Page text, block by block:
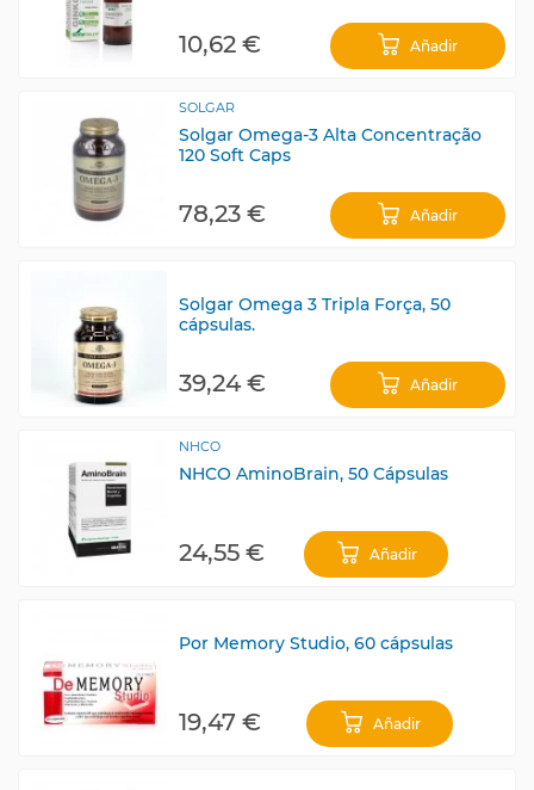
10,62 € Añadir
SOLGAR
Solgar Omega-3 Alta Concentração
120 Soft Caps
78,23 € Añadir
Solgar Omega 3 Tripla Força, 50
cápsulas.
39,24 € Añadir
NHCO
NHCO AminoBrain, 50 Cápsulas
24,55 € Añadir
Por Memory Studio, 60 cápsulas
19,47 € Añadir